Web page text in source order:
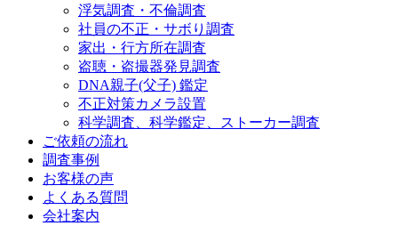
浮気調査・不倫調査
社員の不正・サボり調査
家出・行方所在調査
盗聴・盗撮器発見調査
DNA親子(父子) 鑑定
不正対策カメラ設置
科学調査、科学鑑定、ストーカー調査
ご依頼の流れ
調査事例
お客様の声
よくある質問
会社案内